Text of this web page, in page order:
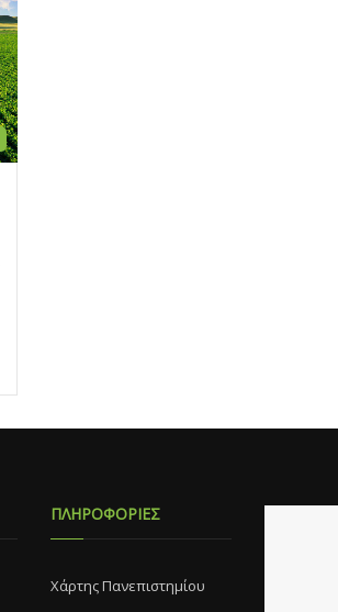
ΠΛΗΡΟΦΟΡΙΕΣ
Χάρτης Πανεπιστημίου